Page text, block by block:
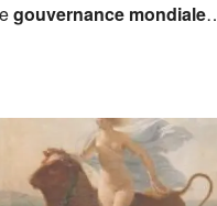
gouvernance mondiale